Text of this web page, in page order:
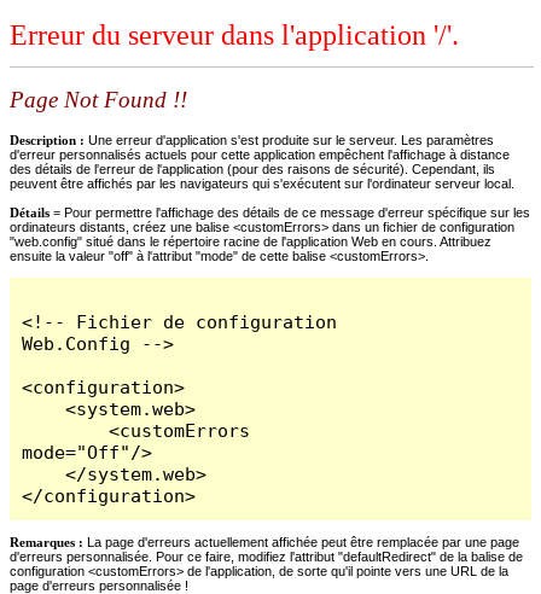
Erreur du serveur dans l'application '/'.
Page Not Found !!
Description : Une erreur d'application s'est produite sur le serveur. Les paramètres
d'erreur personnalisés actuels pour cette application empêchent l'affichage à distance
des détails de l'erreur de l'application (pour des raisons de sécurité). Cependant, ils
peuvent être affichés par les navigateurs qui s'exécutent sur l'ordinateur serveur local.
Détails = Pour permettre l'affichage des détails de ce message d'erreur spécifique sur les
ordinateurs distants, créez une balise <customErrors> dans un fichier de configuration
"web.config" situé dans le répertoire racine de l'application Web en cours. Attribuez
ensuite la valeur "off" à l'attribut "mode" de cette balise <customErrors>.
<!-- Fichier de configuration
Web.Config -->
<configuration>
    <system.web>
        <customErrors
mode="Off"/>
    </system.web>
</configuration>
Remarques : La page d'erreurs actuellement affichée peut être remplacée par une page
d'erreurs personnalisée. Pour ce faire, modifiez l'attribut "defaultRedirect" de la balise de
configuration <customErrors> de l'application, de sorte qu'il pointe vers une URL de la
page d'erreurs personnalisée !